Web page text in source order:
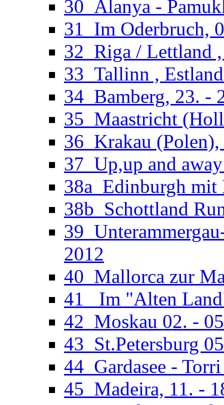
30_Alanya -
31_Im Oderbruch,
32_Riga / Lettland
33_Tallinn ,
34_Bamberg, 23. -
35_Maastricht
36_Krakau
37_Up,up and
38a_Edinburgh
38b_Schottland
2012
40_Mallorca zur
41_ Im "Alten
42_Moskau 02. -
43_St.Petersburg
44_Gardasee -
45_Madeira, 11. -